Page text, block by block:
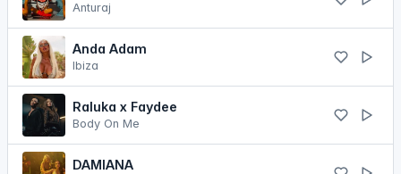
Anturaj
Anda Adam
Ibiza
Raluka x Faydee
Body On Me
DAMIANA